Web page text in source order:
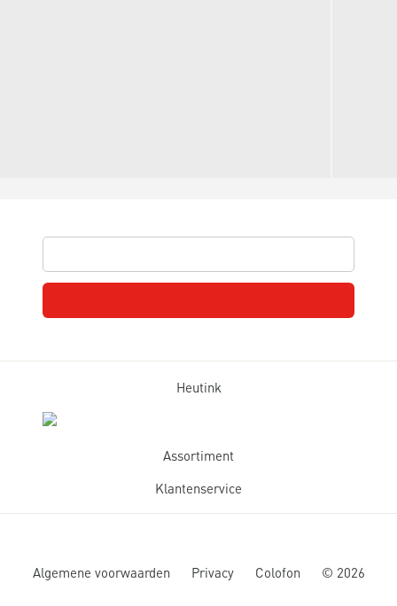
Heutink
Assortiment
Klantenservice
Algemene voorwaarden Privacy Colofon © 2026